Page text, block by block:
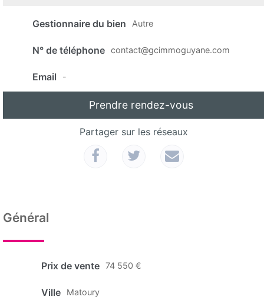
Gestionnaire du bien Autre
N° de téléphone contact@gcimmoguyane.com
Email -
Prendre rendez-vous
Partager sur les réseaux
Général
Prix de vente 74 550 €
Ville Matoury